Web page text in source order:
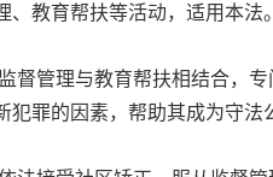
、教育帮扶等活动，适用本法
督管理与教育帮扶相结合，
犯罪的因素，帮助其成为守法